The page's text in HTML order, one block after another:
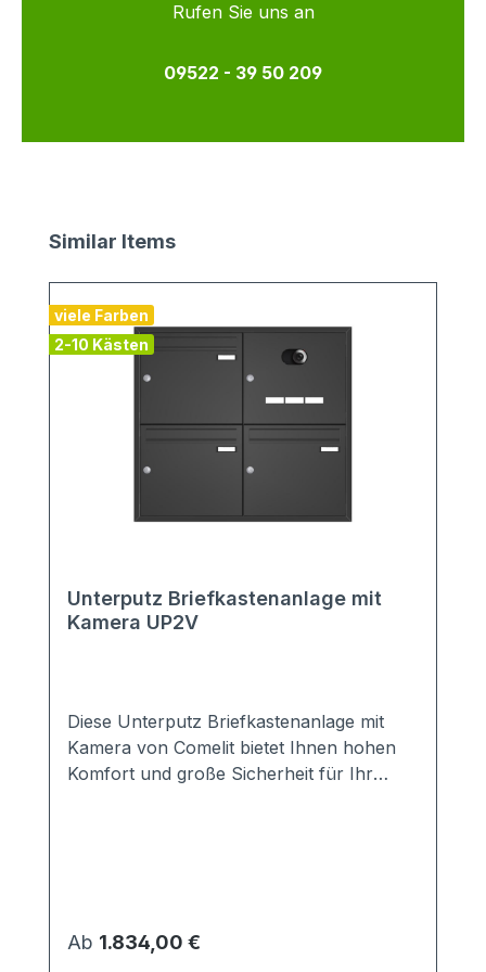
Rufen Sie uns an
09522 - 39 50 209
Produktgalerie überspringen
Similar Items
viele Farben
2-10 Kästen
Unterputz Briefkastenanlage mit
Kamera UP2V
Diese Unterputz Briefkastenanlage mit
Kamera von Comelit bietet Ihnen hohen
Komfort und große Sicherheit für Ihr
uns, wir erstellen Ihnen ein individuelles
Angebot.Die optimal abgestimmte
Regulärer Preis:
Ab 1.834,00 €